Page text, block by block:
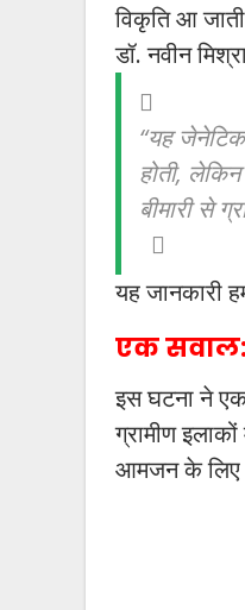
विकृति आ
डॉ. नवीन
“यह जेनेटिक
होती,
बीमारी से
यह जानकारी
एक सवाल:
इस घटना ने एक
ग्रामीण
आमजन के लिए